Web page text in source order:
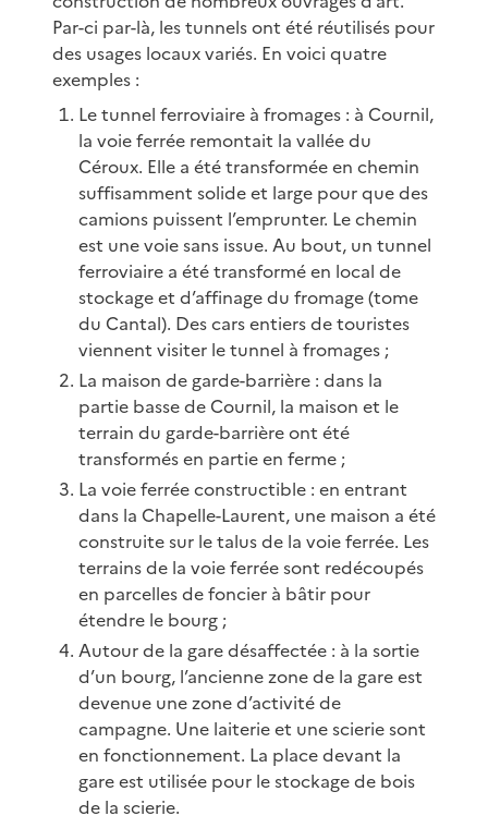
Par-ci par-là, les tunnels ont été réutilisés pour
des usages locaux variés. En voici quatre
exemples :
Le tunnel ferroviaire à fromages : à Cournil,
la voie ferrée remontait la vallée du
Céroux. Elle a été transformée en chemin
suffisamment solide et large pour que des
camions puissent l’emprunter. Le chemin
est une voie sans issue. Au bout, un tunnel
ferroviaire a été transformé en local de
stockage et d’affinage du fromage (tome
du Cantal). Des cars entiers de touristes
viennent visiter le tunnel à fromages ;
La maison de garde-barrière : dans la
partie basse de Cournil, la maison et le
terrain du garde-barrière ont été
transformés en partie en ferme ;
La voie ferrée constructible : en entrant
dans la Chapelle-Laurent, une maison a été
construite sur le talus de la voie ferrée. Les
terrains de la voie ferrée sont redécoupés
en parcelles de foncier à bâtir pour
étendre le bourg ;
Autour de la gare désaffectée : à la sortie
d’un bourg, l’ancienne zone de la gare est
devenue une zone d’activité de
campagne. Une laiterie et une scierie sont
en fonctionnement. La place devant la
gare est utilisée pour le stockage de bois
de la scierie.